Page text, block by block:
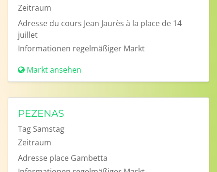
Zeitraum
Adresse du cours Jean Jaurès à la place de 14
juillet
Informationen regelmäßiger Markt
Markt ansehen
PEZENAS
Tag Samstag
Zeitraum
Adresse place Gambetta